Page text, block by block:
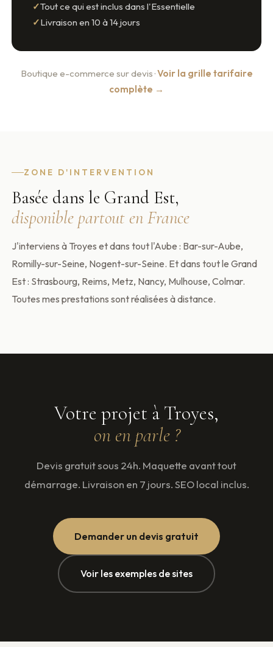
Tout ce qui est inclus dans l'Essentielle
Livraison en 10 à 14 jours
Boutique e-commerce sur devis ·Voir la grille tarifaire
complète →
ZONE D'INTERVENTION
Basée dans le Grand Est,
disponible partout en France
J'interviens à Troyes et dans tout l'Aube : Bar-sur-Aube,
Romilly-sur-Seine, Nogent-sur-Seine. Et dans tout le Grand
Est : Strasbourg, Reims, Metz, Nancy, Mulhouse, Colmar.
Toutes mes prestations sont réalisées à distance.
Votre projet à Troyes,
on en parle ?
Devis gratuit sous 24h. Maquette avant tout
démarrage. Livraison en 7 jours. SEO local inclus.
Demander un devis gratuit
Voir les exemples de sites